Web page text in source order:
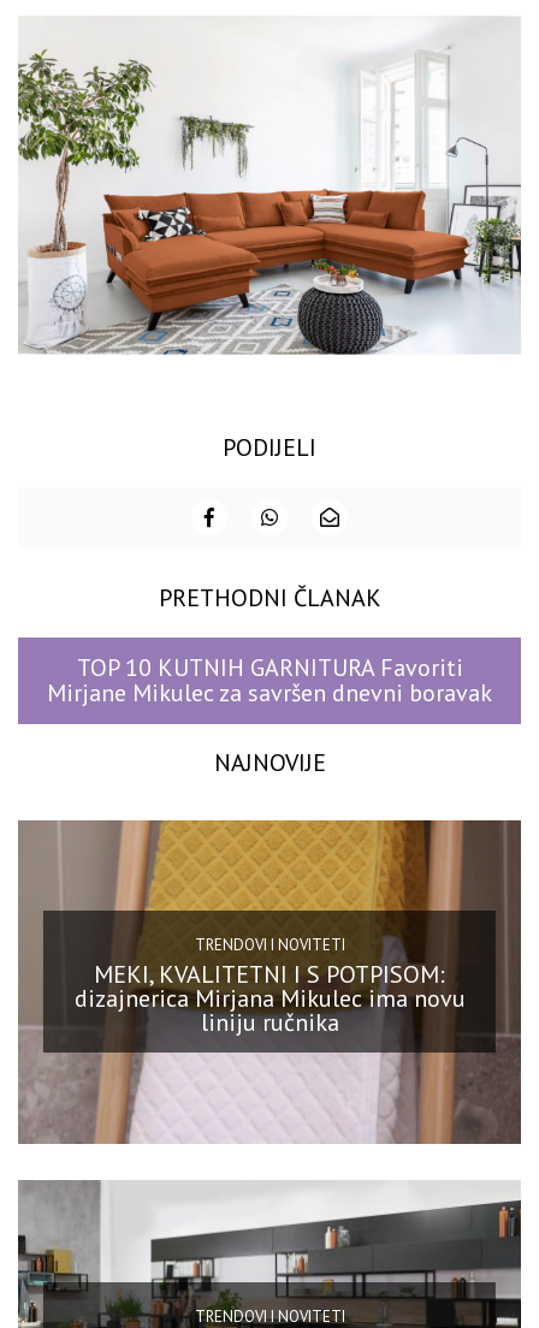
PODIJELI
PRETHODNI ČLANAK
TOP 10 KUTNIH GARNITURA Favoriti
Mirjane Mikulec za savršen dnevni boravak
NAJNOVIJE
TRENDOVI I NOVITETI
MEKI, KVALITETNI I S POTPISOM:
dizajnerica Mirjana Mikulec ima novu
liniju ručnika
TRENDOVI I NOVITETI